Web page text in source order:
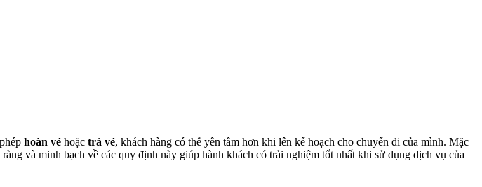
hoàn vé hoặc trả vé, khách hàng có thể yên tâm hơn khi lên kế hoạch cho chuyến đi của mình. Mặc
và minh bạch về các quy định này giúp hành khách có trải nghiệm tốt nhất khi sử dụng dịch vụ của